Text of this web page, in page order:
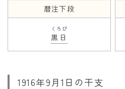
暦注下段
黒日
くろび
1916年9月1日の干支